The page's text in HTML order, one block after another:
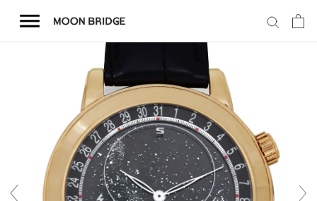
テ
商品一覧
会社概要